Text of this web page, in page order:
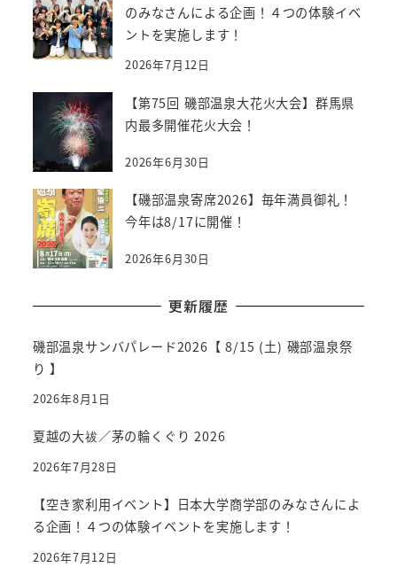
のみなさんによる企画！４つの体験イベ
ントを実施します！
2026年7月12日
【第75回 磯部温泉大花火大会】群馬県
内最多開催花火大会！
2026年6月30日
【磯部温泉寄席2026】毎年満員御礼！
今年は8/17に開催！
2026年6月30日
更新履歴
磯部温泉サンバパレード2026【 8/15 (土) 磯部温泉祭
り 】
2026年8月1日
夏越の大祓／茅の輪くぐり 2026
2026年7月28日
【空き家利用イベント】日本大学商学部のみなさんによ
る企画！４つの体験イベントを実施します！
2026年7月12日